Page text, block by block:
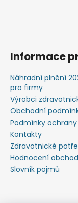
Informace
Náhradní plnění
pro firmy
Výrobci
Obchodní
Podmínky
Kontakty
Zdravotnické
Hodnocení
Slovník pojmů